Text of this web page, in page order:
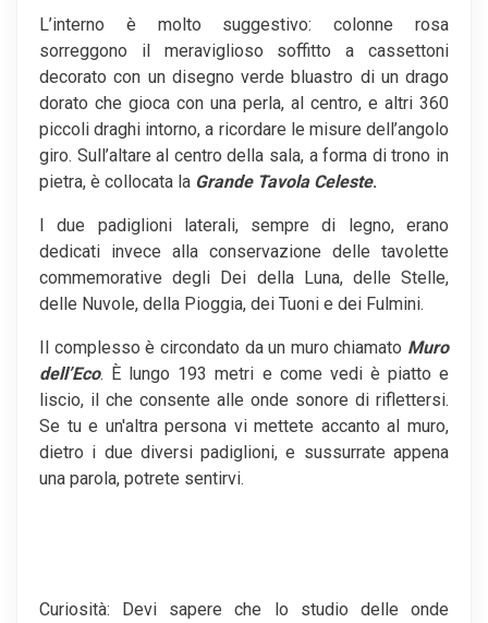
L’interno è molto suggestivo: colonne rosa
sorreggono il meraviglioso soffitto a cassettoni
decorato con un disegno verde bluastro di un drago
dorato che gioca con una perla, al centro, e altri 360
piccoli draghi intorno, a ricordare le misure dell’angolo
giro. Sull’altare al centro della sala, a forma di trono in
pietra, è collocata la Grande Tavola Celeste.
I due padiglioni laterali, sempre di legno, erano
dedicati invece alla conservazione delle tavolette
commemorative degli Dei della Luna, delle Stelle,
delle Nuvole, della Pioggia, dei Tuoni e dei Fulmini.
Il complesso è circondato da un muro chiamato Muro
dell’Eco. È lungo 193 metri e come vedi è piatto e
liscio, il che consente alle onde sonore di riflettersi.
Se tu e un'altra persona vi mettete accanto al muro,
dietro i due diversi padiglioni, e sussurrate appena
una parola, potrete sentirvi.
Curiosità: Devi sapere che lo studio delle onde